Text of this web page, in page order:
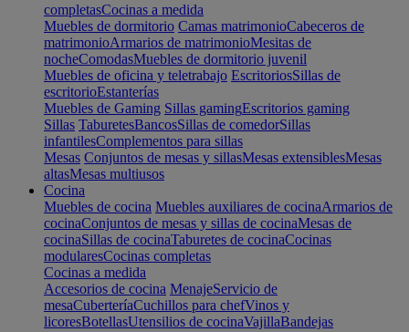
completasCocinas a medida
Muebles de dormitorio Camas matrimonioCabeceros de
matrimonioArmarios de matrimonioMesitas de
nocheComodasMuebles de dormitorio juvenil
Muebles de oficina y teletrabajo EscritoriosSillas de
escritorioEstanterías
Muebles de Gaming Sillas gamingEscritorios gaming
Sillas TaburetesBancosSillas de comedorSillas
infantilesComplementos para sillas
Mesas Conjuntos de mesas y sillasMesas extensiblesMesas
altasMesas multiusos
Cocina
Muebles de cocina Muebles auxiliares de cocinaArmarios de
cocinaConjuntos de mesas y sillas de cocinaMesas de
cocinaSillas de cocinaTaburetes de cocinaCocinas
modularesCocinas completas
Cocinas a medida
Accesorios de cocina MenajeServicio de
mesaCuberteríaCuchillos para chefVinos y
licoresBotellasUtensilios de cocinaVajillaBandejas